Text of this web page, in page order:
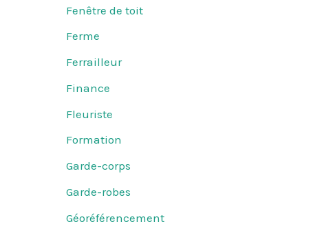
Fenêtre de toit
Ferme
Ferrailleur
Finance
Fleuriste
Formation
Garde-corps
Garde-robes
Géoréférencement